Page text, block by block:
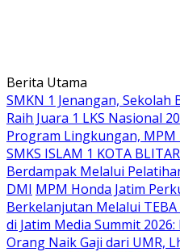
Langsung
ke
konten
Berita Utama
SMKN 1 Jenangan, Sekolah
Raih Juara 1 LKS Nasional
Program Lingkungan, MPM
SMKS ISLAM 1 KOTA
Berdampak Melalui
DMI MPM Honda Jatim
Berkelanjutan Melalui
di Jatim Media Summit
Orang Naik Gaji dari UMR,